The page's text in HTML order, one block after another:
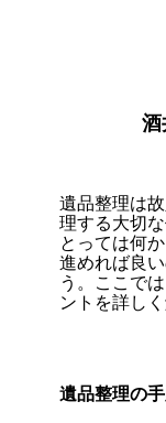
酒
遺品整理は
理する大切
とっては何
進めれば良
う。ここで
ントを詳し
遺品整理の